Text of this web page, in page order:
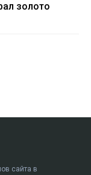
золото
сайта в